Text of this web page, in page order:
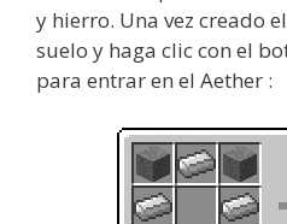
y hierro. Una vez creado
suelo y haga clic con el
para entrar en el Aether :